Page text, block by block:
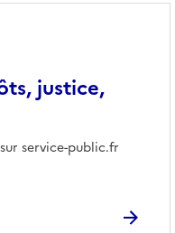
justice,
service-public.fr